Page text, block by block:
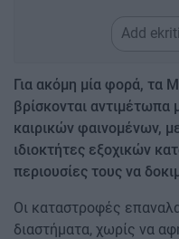
Add
Για ακόμη μία φορά, τα
βρίσκονται αντιμέτωπα
καιρικών φαινομένων,
ιδιοκτήτες εξοχικών
περιουσίες τους να
Οι καταστροφές
διαστήματα, χωρίς να